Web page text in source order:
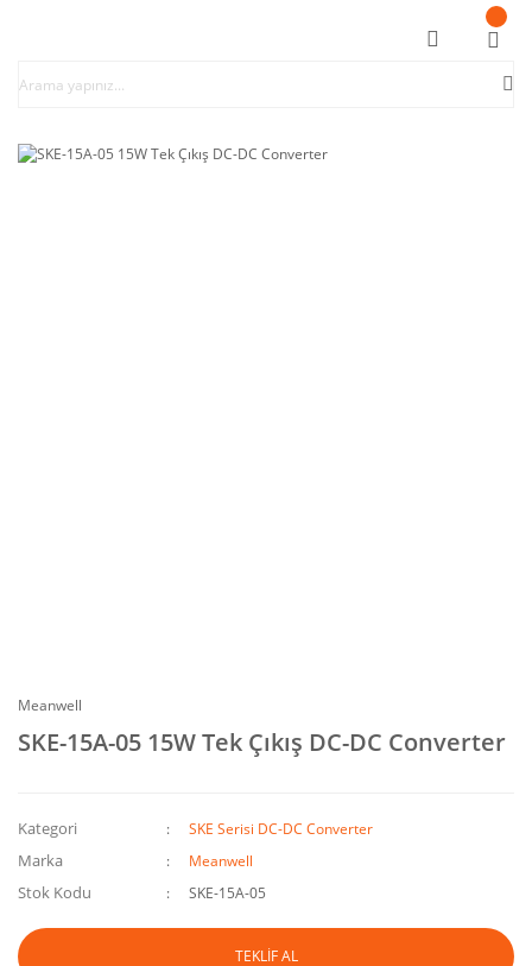
Meanwell
SKE-15A-05 15W Tek Çıkış DC-DC Converter
Kategori SKE Serisi DC-DC Converter
Marka Meanwell
Stok Kodu SKE-15A-05
TEKLİF AL